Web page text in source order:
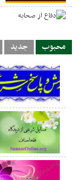
محبوب جدید